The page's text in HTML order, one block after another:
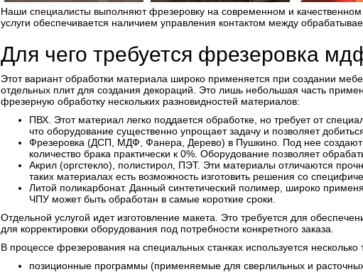
Наши специалисты выполняют фрезеровку на современном и качественном
услуги обеспечивается наличием управления контактом между
Для чего требуется фрезеровка
Этот вариант обработки материала широко применяется при создании
отдельных плит для создания декораций. Это лишь небольшая часть
фрезерную обработку нескольких разновидностей материалов:
ПВХ. Этот материал легко поддается обработке, но требует от
что оборудование существенно упрощает задачу и позволяет добиться
Фрезеровка (ДСП, МДФ, Фанера, Дерево) в Пушкино. Под нее
количество брака практически к 0%. Оборудование позволяет
Акрил (оргстекло), полистирол, ПЭТ. Эти материалы отличаются
таких материалах есть возможность изготовить решения со
Литой поликарбонат. Данный синтетический полимер, широко
ЧПУ может быть обработан в самые короткие сроки.
Отдельной услугой идет изготовление макета. Это требуется для
для корректировки оборудования под потребности конкретного заказа.
В процессе фрезерования на специальных станках используется
позиционные программы (применяемые для сверлильных и